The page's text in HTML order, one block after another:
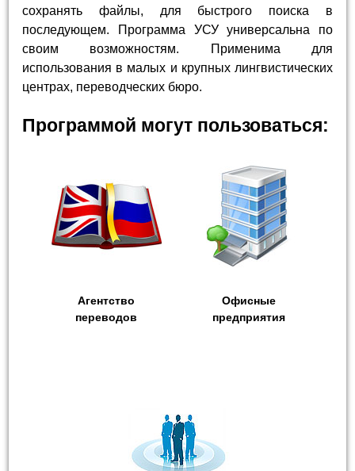
сохранять файлы, для быстрого поиска в
последующем. Программа УСУ универсальна по
своим возможностям. Применима для
использования в малых и крупных лингвистических
центрах, переводческих бюро.
Программой могут пользоваться:
Агентство
переводов
Офисные
предприятия